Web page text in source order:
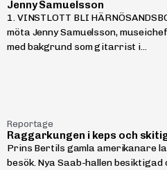
Jenny Samuelsson
1. VINSTLOTT BLI
möta Jenny Samuelsson,
med bakgrund som gitarrist i...
Reportage
Raggarkungen i keps och
Prins Bertils gamla amerikanare
besök. Nya Saab-hallen